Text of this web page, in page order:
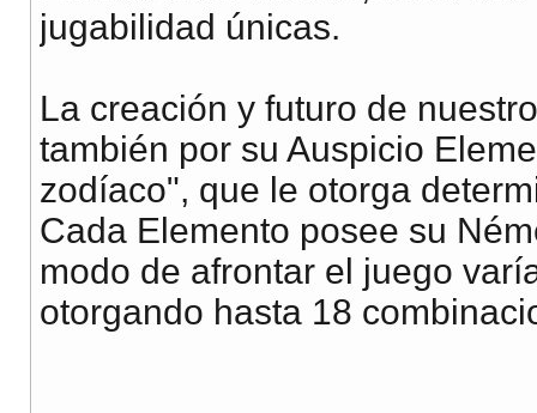
jugabilidad únicas.
La creación y futuro de
también por su Auspicio
zodíaco", que le otorga
Cada Elemento posee su
modo de afrontar el juego
otorgando hasta 18